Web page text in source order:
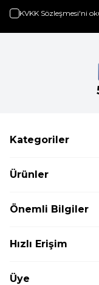
KVKK Sözleşmesi'ni
Kategoriler
Ürünler
Önemli Bilgiler
Hızlı Erişim
Üye